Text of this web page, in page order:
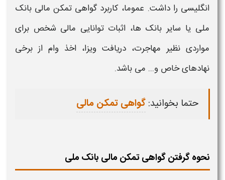
انگلیسی را داشت. عموما، کاربرد گواهی تمکن مالی بانک
ملی یا سایر بانک ها، اثبات توانایی مالی شخص برای
مواردی نظیر مهاجرت، دریافت ویزا، اخذ وام از برخی
نهادهای خاص و... می باشد.
حتما بخوانید:گواهی تمکن مالی
نحوه گرفتن گواهی تمکن مالی بانک ملی